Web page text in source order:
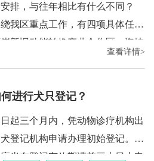
总书记指出：政务公开是法治政
以制度安排把政务公开贯穿政务
里，公开和监督就延伸到哪里。
织把处理本村涉及国家的、集体
相关情况，以一定形式和程序告
管理、实施监督的一种民主行
排，与往年相比有什么不同？
我区重点工作，有四项具体任务
新旧动能转换产业合作区。海峡
台湾事务办公室联合国家发展改
江西（南昌、赣州、吉安）、重
济南（济阳）设立。其中，落户
旧动能转换命名的合作区，据不
入驻台企100余家，总投资26亿
查看详情>
进行犬只登记？
起三个月内，凭动物诊疗机构出
登记机构申请办理初始登记。登
当在登记有效期满前三十日内申